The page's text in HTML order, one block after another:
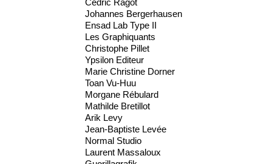
Cédric Ragot
Johannes Bergerhausen
Ensad Lab Type II
Les Graphiquants
Christophe Pillet
Ypsilon Editeur
Marie Christine Dorner
Toan Vu-Huu
Morgane Rébulard
Mathilde Bretillot
Arik Levy
Jean-Baptiste Levée
Normal Studio
Laurent Massaloux